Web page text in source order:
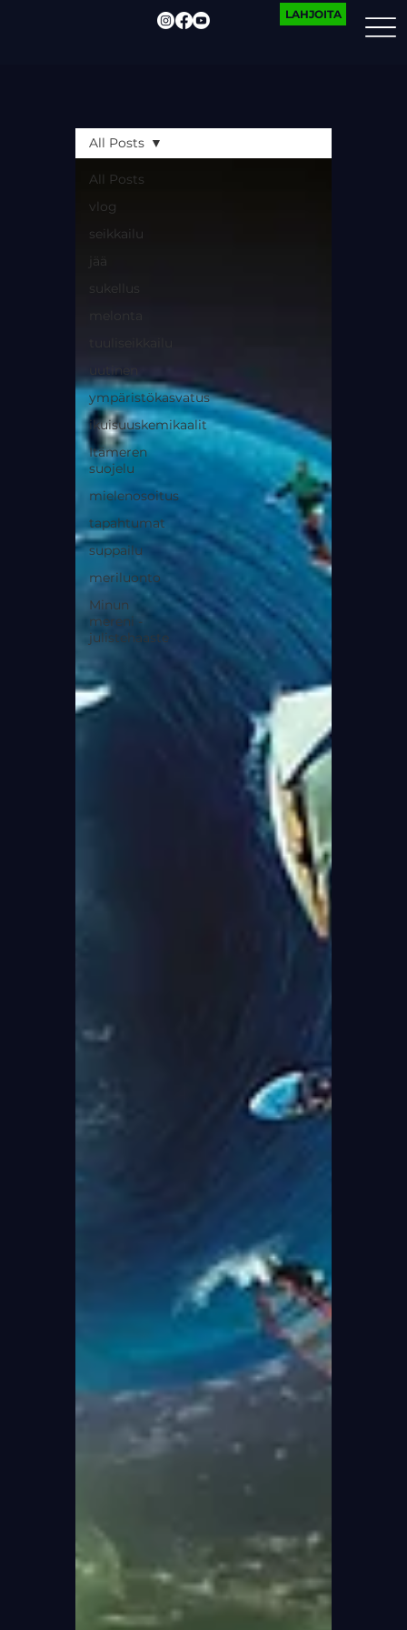
LAHJOITA
All Posts
vlog
seikkailu
jää
sukellus
melonta
uutinen
ympäristökasvatus
ikuisuuskemikaalit
Itämeren
suojelu
mielenosoitus
tapahtumat
suppailu
meriluonto
Minun
mereni -
julistehaaste
All Posts